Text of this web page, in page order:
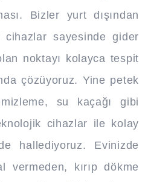
Bizler yurt dışından
sayesinde gider
noktayı kolayca tespit
çözüyoruz. Yine petek
su kaçağı gibi
cihazlar ile kolay
hallediyoruz. Evinizde
vermeden, kırıp dökme